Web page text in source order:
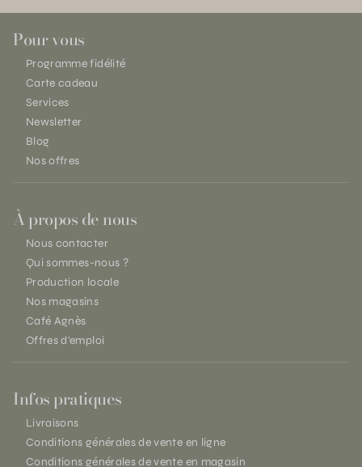
Pour vous
Programme fidélité
Carte cadeau
Services
Newsletter
Blog
Nos offres
À propos de nous
Nous contacter
Qui sommes-nous ?
Production locale
Nos magasins
Café Agnès
Offres d'emploi
Infos pratiques
Livraisons
Conditions générales de vente en ligne
Conditions générales de vente en magasin